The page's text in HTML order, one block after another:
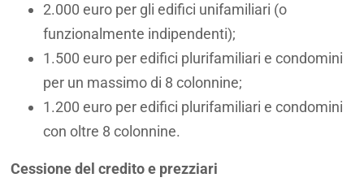
2.000 euro per gli edifici unifamiliari (o
funzionalmente indipendenti);
1.500 euro per edifici plurifamiliari e condomini
per un massimo di 8 colonnine;
1.200 euro per edifici plurifamiliari e condomini
con oltre 8 colonnine.
Cessione del credito e prezziari